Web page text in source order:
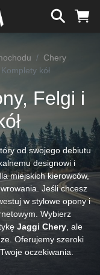
Chery
kół
Felgi i
od swojego debiutu
designowi i
miejskich kierowców,
Jeśli chcesz
w stylowe opony i
Wybierz
Jaggi Chery, ale
Oferujemy szeroki
oczekiwania.